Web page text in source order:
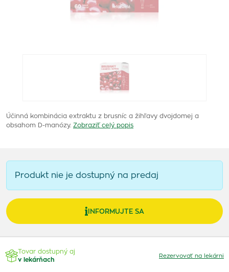
Účinná kombinácia extraktu z brusníc a žihľavy dvojdomej a
obsahom D-manózy. Zobraziť celý popis
Produkt nie je dostupný na predaj
INFORMUJTE SA
Tovar dostupný aj
v lekárňach
Rezervovať na lekárni